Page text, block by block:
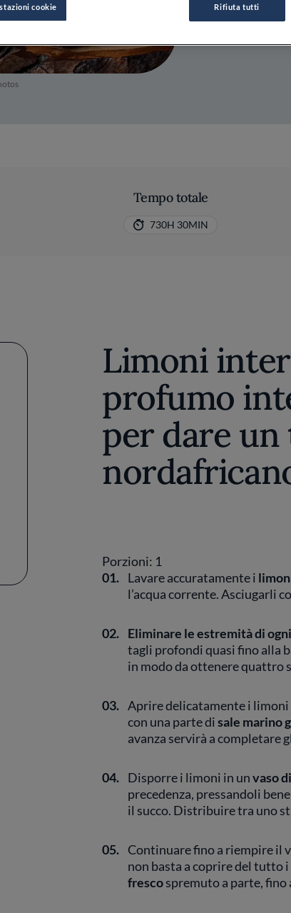
Tempo totale
730H 30MIN
Limoni
profumo
per dare un
Porzioni: 1
01. Lavare accuratamente i
l’acqua corrente. Asciugarli
02. Eliminare le estremità di
tagli profondi quasi fino alla
in modo da ottenere quattro
03. Aprire delicatamente i limoni
con una parte disale marino
avanza servirà a completare
04. Disporre i limoni in unvaso
precedenza, pressandoli
il succo. Distribuire tra uno
05. Continuare fino a riempire il
non basta a coprire del tutto
frescospremuto a parte,
cookie Rifiuta tutti